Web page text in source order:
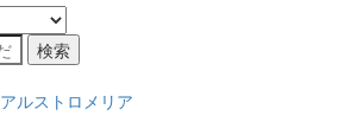
検索
アルストロメリア